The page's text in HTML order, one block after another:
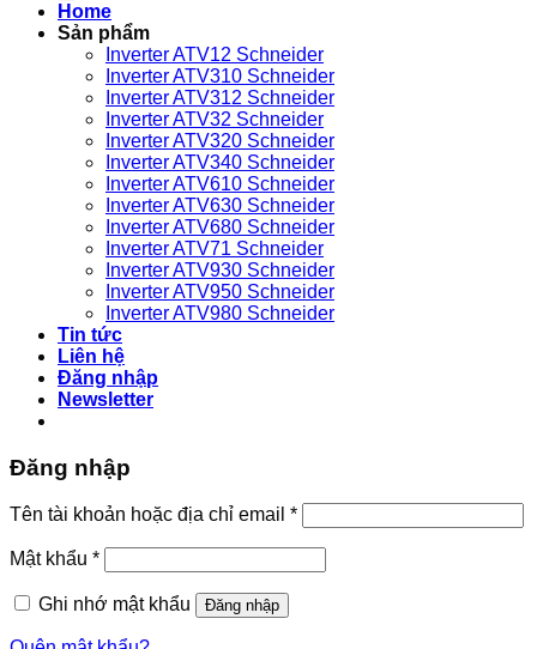
Home
Sản phẩm
Inverter ATV12 Schneider
Inverter ATV310 Schneider
Inverter ATV312 Schneider
Inverter ATV32 Schneider
Inverter ATV320 Schneider
Inverter ATV340 Schneider
Inverter ATV610 Schneider
Inverter ATV630 Schneider
Inverter ATV680 Schneider
Inverter ATV71 Schneider
Inverter ATV930 Schneider
Inverter ATV950 Schneider
Inverter ATV980 Schneider
Tin tức
Liên hệ
Đăng nhập
Newsletter
Đăng nhập
Tên tài khoản hoặc địa chỉ email *Bắt
buộc
Mật khẩu *Bắt
buộc
Ghi nhớ mật khẩu
Đăng nhập